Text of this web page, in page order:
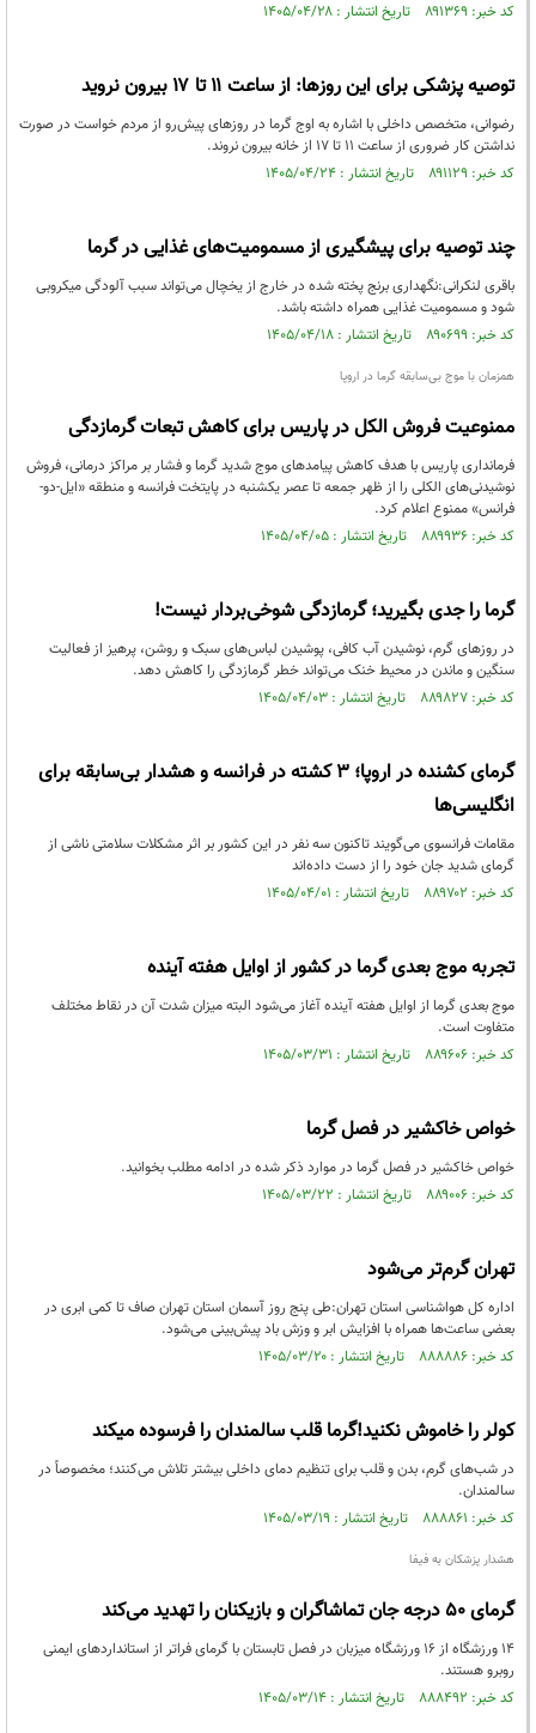
کد خبر: ۸۹۱۳۶۹ تاریخ انتشار : ۱۴۰۵/۰۴/۲۸
توصیه پزشکی برای این روزها: از ساعت ۱۱ تا ۱۷ بیرون نروید
رضوانی، متخصص داخلی با اشاره به اوج گرما در روزهای پیش‌رو از مردم خواست در صورت
نداشتن کار ضروری از ساعت ۱۱ تا ۱۷ از خانه بیرون نروند.
کد خبر: ۸۹۱۱۲۹ تاریخ انتشار : ۱۴۰۵/۰۴/۲۴
چند توصیه برای پیشگیری از مسمومیت‌های غذایی در گرما
باقری‌ لنکرانی:نگهداری برنج پخته‌ شده در خارج از یخچال می‌تواند سبب آلودگی میکروبی
شود و مسمومیت غذایی همراه داشته‌ باشد.
کد خبر: ۸۹۰۶۹۹ تاریخ انتشار : ۱۴۰۵/۰۴/۱۸
همزمان با موج بی‌سابقه گرما در اروپا
ممنوعیت فروش الکل در پاریس برای کاهش تبعات گرمازدگی
فرمانداری پاریس با هدف کاهش پیامدهای موج شدید گرما و فشار بر مراکز درمانی، فروش
نوشیدنی‌های الکلی را از ظهر جمعه تا عصر یکشنبه در پایتخت فرانسه و منطقه «ایل-دو-
فرانس» ممنوع اعلام کرد.
کد خبر: ۸۸۹۹۳۶ تاریخ انتشار : ۱۴۰۵/۰۴/۰۵
گرما را جدی بگیرید؛ گرمازدگی شوخی‌بردار نیست!
در روزهای گرم، نوشیدن آب کافی، پوشیدن لباس‌های سبک و روشن، پرهیز از فعالیت
سنگین و ماندن در محیط خنک می‌تواند خطر گرمازدگی را کاهش دهد.
کد خبر: ۸۸۹۸۲۷ تاریخ انتشار : ۱۴۰۵/۰۴/۰۳
گرمای کشنده در اروپا؛‌ ۳ کشته در فرانسه و هشدار بی‌سابقه برای
انگلیسی‌ها
مقامات فرانسوی می‌گویند تاکنون سه نفر در این کشور بر اثر مشکلات سلامتی ناشی از
گرمای شدید جان خود را از دست داده‌اند
کد خبر: ۸۸۹۷۰۲ تاریخ انتشار : ۱۴۰۵/۰۴/۰۱
تجربه موج بعدی گرما در کشور از اوایل هفته آینده
موج بعدی گرما از اوایل هفته آینده آغاز می‌شود البته میزان شدت آن در نقاط مختلف
متفاوت است.
کد خبر: ۸۸۹۶۰۶ تاریخ انتشار : ۱۴۰۵/۰۳/۳۱
خواص خاکشیر در فصل گرما
خواص خاکشیر در فصل گرما در موارد ذکر شده در ادامه مطلب بخوانید.
کد خبر: ۸۸۹۰۰۶ تاریخ انتشار : ۱۴۰۵/۰۳/۲۲
تهران گرم‌تر می‌شود
اداره کل هواشناسی استان تهران:طی پنج روز آسمان استان تهران صاف تا کمی ابری در
بعضی ساعت‌ها همراه با افزایش ابر و وزش باد پیش‌بینی می‌شود.
کد خبر: ۸۸۸۸۸۶ تاریخ انتشار : ۱۴۰۵/۰۳/۲۰
کولر را خاموش نکنید!گرما قلب سالمندان را فرسوده میکند
در شب‌های گرم، بدن و قلب برای تنظیم دمای داخلی بیشتر تلاش می‌کنند؛ مخصوصاً در
سالمندان.
کد خبر: ۸۸۸۸۶۱ تاریخ انتشار : ۱۴۰۵/۰۳/۱۹
هشدار پزشکان به فیفا
گرمای ۵۰ درجه جان تماشاگران و بازیکنان را تهدید می‌کند
۱۴ ورزشگاه از ۱۶ ورزشگاه میزبان در فصل تابستان با گرمای فراتر از استانداردهای ایمنی
روبرو هستند.
کد خبر: ۸۸۸۴۹۲ تاریخ انتشار : ۱۴۰۵/۰۳/۱۴